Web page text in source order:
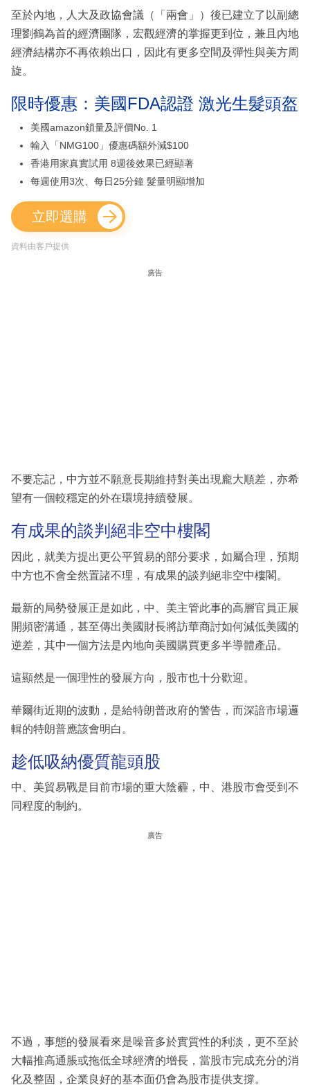
至於內地，人大及政協會議（「兩會」）後已建立了以副總
理劉鶴為首的經濟團隊，宏觀經濟的掌握更到位，兼且內地
經濟結構亦不再依賴出口，因此有更多空間及彈性與美方周
旋。
限時優惠：美國FDA認證 激光生髮頭盔
美國amazon鎖量及評價No. 1
輸入「NMG100」優惠碼額外減$100
香港用家真實試用 8週後效果已經顯著
每週使用3次、每日25分鐘 髮量明顯增加
立即選購
資料由客戶提供
廣告
不要忘記，中方並不願意長期維持對美出現龐大順差，亦希
望有一個較穩定的外在環境持續發展。
有成果的談判絕非空中樓閣
因此，就美方提出更公平貿易的部分要求，如屬合理，預期
中方也不會全然置諸不理，有成果的談判絕非空中樓閣。
最新的局勢發展正是如此，中、美主管此事的高層官員正展
開頻密溝通，甚至傳出美國財長將訪華商討如何減低美國的
逆差，其中一個方法是內地向美國購買更多半導體產品。
這顯然是一個理性的發展方向，股市也十分歡迎。
華爾街近期的波動，是給特朗普政府的警告，而深諳市場邏
輯的特朗普應該會明白。
趁低吸納優質龍頭股
中、美貿易戰是目前市場的重大陰霾，中、港股市會受到不
同程度的制約。
廣告
不過，事態的發展看來是噪音多於實質性的利淡，更不至於
大幅推高通脹或拖低全球經濟的增長，當股市完成充分的消
化及整固，企業良好的基本面仍會為股市提供支撐。